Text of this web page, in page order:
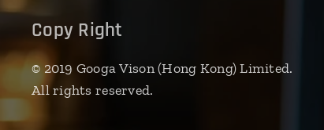
Copy Right
© 2019 Googa Vison (Hong Kong) Limited.
All rights reserved.